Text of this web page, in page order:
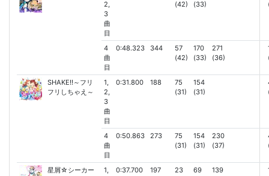
2,
3
曲
目
(42)
(33)
4
曲
目
0:48.323 344
57
(42)
170
(33)
271
(36)
SHAKE!!～フリ
フリしちゃえ～
1,
2,
3
曲
目
0:31.800 188
75
(31)
154
(31)
4
曲
目
0:50.863 273
75
(31)
154
(31)
230
(37)
星屑☆シーカー
1,
0:37.700 197
23
69
139